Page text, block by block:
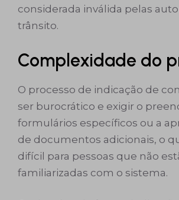
considerada inválida pelas
trânsito.
Complexidade do
O processo de indicação de
ser burocrático e exigir o
formulários específicos ou a
de documentos adicionais, o
difícil para pessoas que não
familiarizadas com o sistema.